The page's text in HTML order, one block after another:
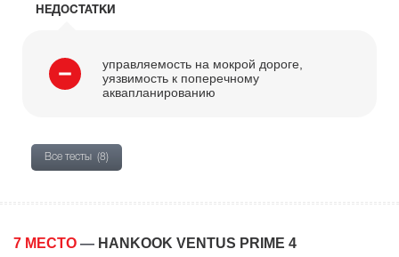
НЕДОСТАТКИ
управляемость на мокрой дороге,
уязвимость к поперечному
аквапланированию
Все тесты (8)
7 МЕСТО — HANKOOK VENTUS PRIME 4